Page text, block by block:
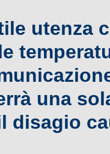
utenza
una
disagio